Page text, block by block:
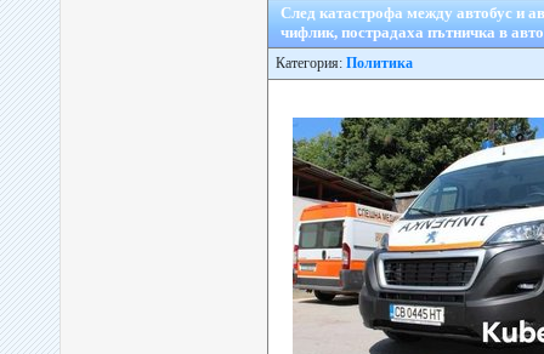
След катастрофа между автобус и
чифлик, пострадаха пътничка в
Категория: Политика